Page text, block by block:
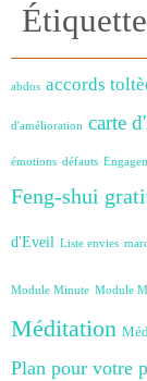
abdos accords
d'amélioration carte
émotions défauts
Feng-shui
d'Eveil Liste envies
Module Minute Module
Méditation
Plan pour votre